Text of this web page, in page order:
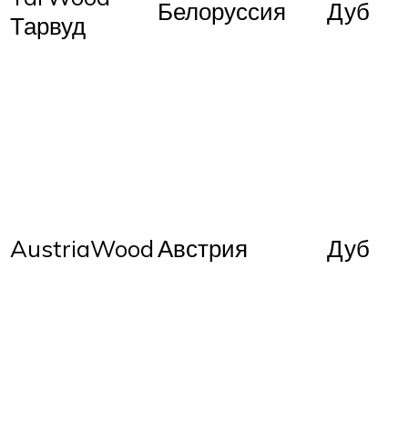
Тарвуд
Белоруссия Дуб
AustriaWoodАвстрия Дуб